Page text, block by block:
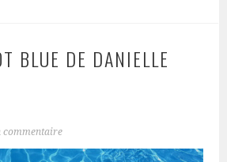
BLUE DE DANIELLE
commentaire